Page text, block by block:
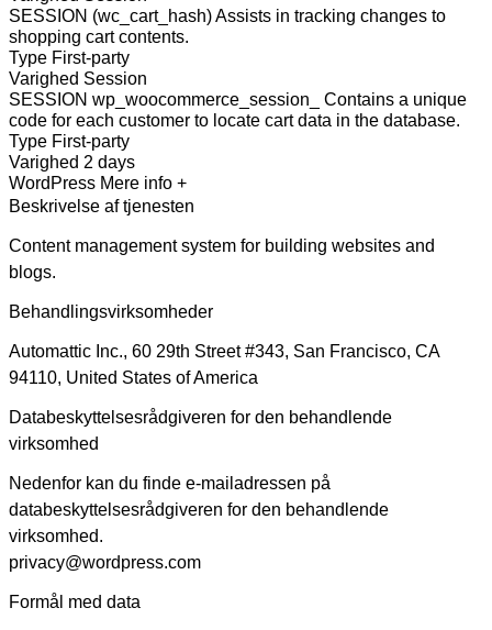
SESSION (wc_cart_hash)Assists in tracking changes to
shopping cart contents.
Type First-party
Varighed Session
SESSION wp_woocommerce_session_
Contains a unique
code for each customer to locate cart data in the database.
Type First-party
Varighed 2 days
WordPress Mere info +
Beskrivelse af tjenesten
Content management system for building websites and
blogs.
Behandlingsvirksomheder
Automattic Inc., 60 29th Street #343, San Francisco, CA
94110, United States of America
Databeskyttelsesrådgiveren for den behandlende
virksomhed
Nedenfor kan du finde e-mailadressen på
databeskyttelsesrådgiveren for den behandlende
virksomhed.
privacy@wordpress.com
Formål med data